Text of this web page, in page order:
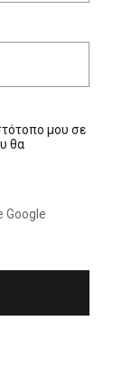
μου σε
θα
Google